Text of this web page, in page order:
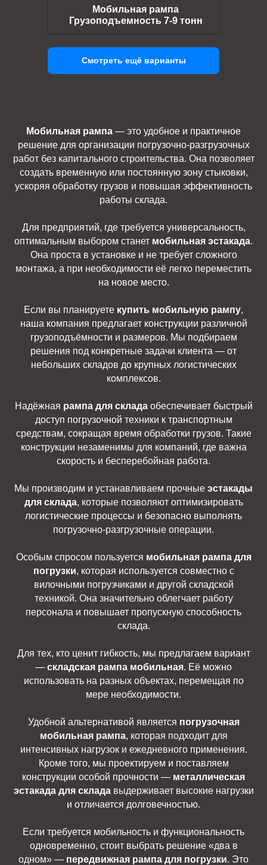
Мобильная рампа
Грузоподъемность 7-9 тонн
Смотреть ещё варианты
Мобильная рампа — это удобное и практичное
решение для организации погрузочно-разгрузочных
работ без капитального строительства. Она позволяет
создать временную или постоянную зону стыковки,
ускоряя обработку грузов и повышая эффективность
работы склада.
Для предприятий, где требуется универсальность,
оптимальным выбором станет мобильная эстакада.
Она проста в установке и не требует сложного
монтажа, а при необходимости её легко переместить
на новое место.
Если вы планируете купить мобильную рампу,
наша компания предлагает конструкции различной
грузоподъёмности и размеров. Мы подбираем
решения под конкретные задачи клиента — от
небольших складов до крупных логистических
комплексов.
Надёжная рампа для складаобеспечивает быстрый
доступ погрузочной техники к транспортным
средствам, сокращая время обработки грузов. Такие
конструкции незаменимы для компаний, где важна
скорость и бесперебойная работа.
Мы производим и устанавливаем прочные эстакады
для склада, которые позволяют оптимизировать
логистические процессы и безопасно выполнять
погрузочно-разгрузочные операции.
Особым спросом пользуется мобильная рампа для
погрузки, которая используется совместно с
вилочными погрузчиками и другой складской
техникой. Она значительно облегчает работу
персонала и повышает пропускную способность
склада.
Для тех, кто ценит гибкость, мы предлагаем вариант
— складская рампа мобильная. Её можно
использовать на разных объектах, перемещая по
мере необходимости.
Удобной альтернативой является погрузочная
мобильная рампа, которая подходит для
интенсивных нагрузок и ежедневного применения.
Кроме того, мы проектируем и поставляем
конструкции особой прочности — металлическая
эстакада для складавыдерживает высокие нагрузки
и отличается долговечностью.
Если требуется мобильность и функциональность
одновременно, стоит выбрать решение «два в
одном» — передвижная рампа для погрузки. Это